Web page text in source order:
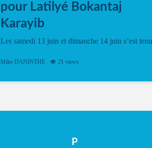
pour Latilyé Bokantaj
Karayib
Les samedi 13 juin et dimanche 14 juin s’est tenu
vibrant à Pierrot Narouman, organisé par
spectacle de fin d’année, présenté à la salle...
Mike DANINTHE 21 views
P